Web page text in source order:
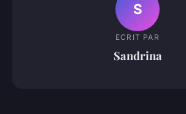
S
ECRIT PAR
Sandrina